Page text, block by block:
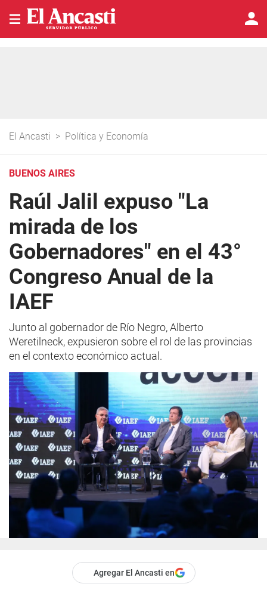
El Ancasti > Política y Economía
BUENOS AIRES
Raúl Jalil expuso "La
mirada de los
Gobernadores" en el 43°
Congreso Anual de la
IAEF
Junto al gobernador de Río Negro, Alberto
Weretilneck, expusieron sobre el rol de las provincias
en el contexto económico actual.
Agregar El Ancasti en